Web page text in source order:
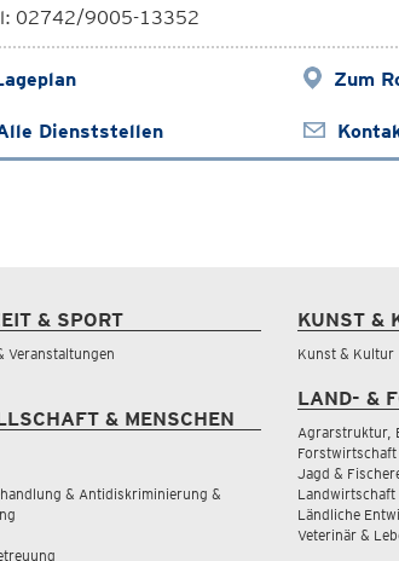
02742/9005-13352
Zum
Dienststellen
& SPORT
Veranstaltungen
& MENSCHEN
& Antidiskriminierung &
KUNST &
Kunst & Kultur
LAND- &
Agrarstruktur,
Forstwirtschaft
Jagd &
Landwirtschaft
Ländliche
Veterinär &